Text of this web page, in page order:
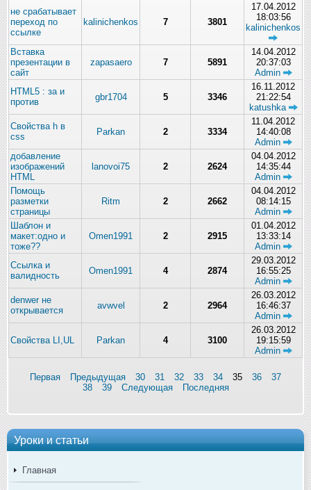
Уроки и статьи
Главная
не срабатывает
переход по
ссылке
kalinichenkos 7 3801
17.04.2012
18:03:56
kalinichenkos
Вставка
презентации в
сайт
zapasaero 7 5891
14.04.2012
20:37:03
Admin
HTML5 : за и
против
gbr1704 5 3346
16.11.2012
21:22:54
katushka
Свойства h в
css
Parkan 2 3334
11.04.2012
14:40:08
Admin
добавление
изображений
HTML
lanovoi75 2 2624
04.04.2012
14:35:44
Admin
Помощь
разметки
страницы
Ritm 2 2662
04.04.2012
08:14:15
Admin
Шаблон и
макет:одно и
тоже??
Omen1991 2 2915
01.04.2012
13:33:14
Admin
Ссылка и
валидность
Omen1991 4 2874
29.03.2012
16:55:25
Admin
denwer не
открывается
avwvel 2 2964
26.03.2012
16:46:37
Admin
Свойства LI,UL Parkan 4 3100
26.03.2012
19:15:59
Admin
Первая Предыдущая 30 31 32 33 34 35 36
37
38
39 Следующая Последняя